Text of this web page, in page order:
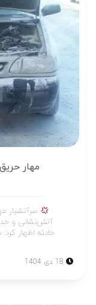
مهار
سرآتشیار
آتش‌نشانی و
18 دی 1404